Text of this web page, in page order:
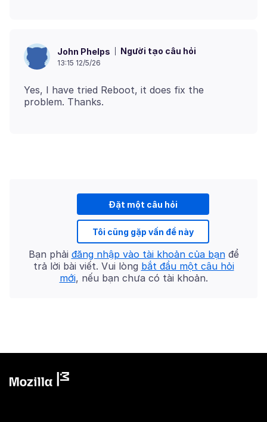
John Phelps Người tạo câu hỏi
13:15 12/5/26
Yes, I have tried Reboot, it does fix the
Đặt một câu hỏi
Tôi cũng gặp vấn đề này
Bạn phải đăng nhập vào tài khoản của bạnđể
trả lời bài viết. Vui lòng bắt đầu một câu hỏi
mới, nếu bạn chưa có tài khoản.